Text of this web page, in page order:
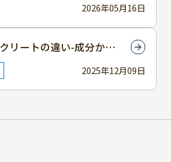
2026年05月16日
2025年12月09日
リートの違い-成分から
説